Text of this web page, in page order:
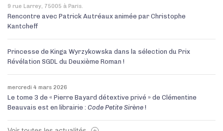
9 rue Larrey, 75005 à Paris.
Rencontre avec Patrick Autréaux animée par Christophe
Kantcheff
Princesse de Kinga Wyrzykowska dans la sélection du Prix
Révélation SGDL du Deuxième Roman !
mercredi 4 mars 2026
Le tome 3 de « Pierre Bayard détextive privé » de Clémentine
Beauvais est en librairie : Code Petite Sirène !